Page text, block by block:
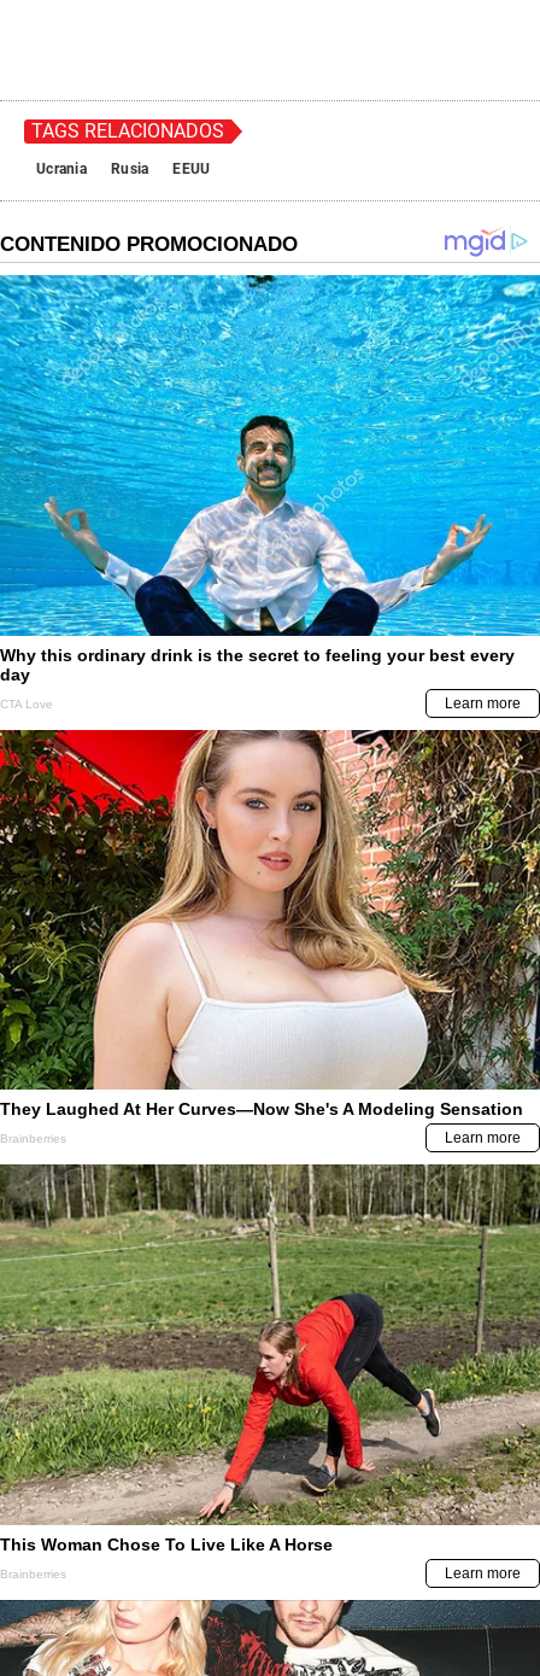
TAGS RELACIONADOS
Ucrania Rusia EEUU